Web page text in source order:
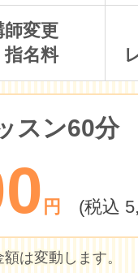
師変更
指名料
スン60分
円 (税込
は変動します。